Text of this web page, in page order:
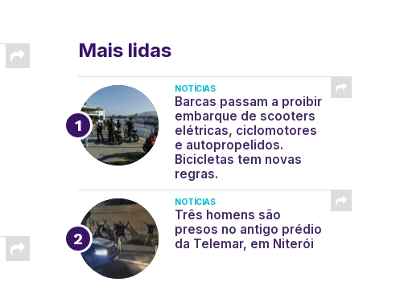
Mais lidas
NOTÍCIAS
Barcas passam a proibir
embarque de scooters
elétricas, ciclomotores
e autopropelidos.
Bicicletas tem novas
regras.
NOTÍCIAS
Três homens são
presos no antigo prédio
da Telemar, em Niterói